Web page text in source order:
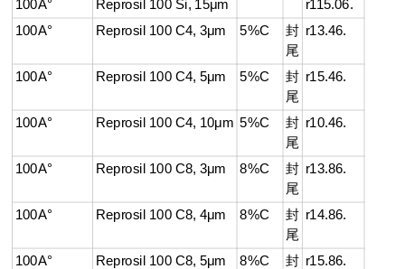
100A° Reprosil 100 Si, 15μm
r115.06.
100A°
Reprosil 100 C4, 3μm 5%C
封
尾
r13.46.
100A° Reprosil 100 C4, 5μm 5%C
封
尾
r15.46.
100A° Reprosil 100 C4, 10μm 5%C
封
尾
r10.46.
100A° Reprosil 100 C8, 3μm 8%C
封
尾
r13.86.
100A° Reprosil 100 C8, 4μm 8%C 封
尾
r14.86.
100A° Reprosil 100 C8, 5μm 8%C 封 r15.86.